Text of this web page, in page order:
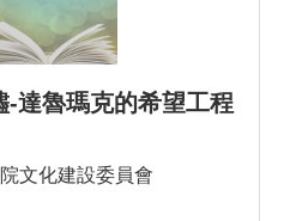
-達魯瑪克的希望工程
文化建設委員會